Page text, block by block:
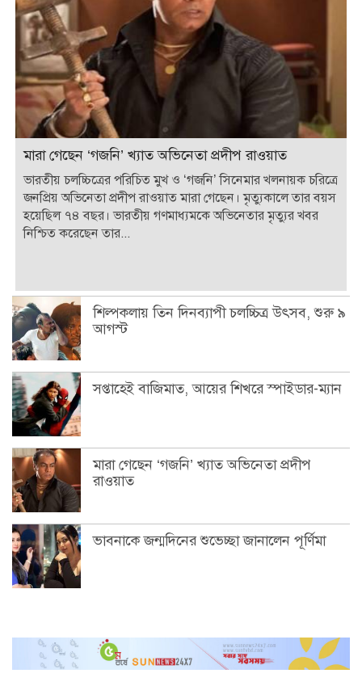
মারা গেছেন ‘গজনি’ খ্যাত অভিনেতা প্রদীপ রাওয়াত
ভারতীয় চলচ্চিত্রের পরিচিত মুখ ও ‘গজনি’ সিনেমার খলনায়ক চরিত্রে
জনপ্রিয় অভিনেতা প্রদীপ রাওয়াত মারা গেছেন। মৃত্যুকালে তার বয়স
হয়েছিল ৭৪ বছর। ভারতীয় গণমাধ্যমকে অভিনেতার মৃত্যুর খবর
নিশ্চিত করেছেন তার...
শিল্পকলায় তিন দিনব্যাপী চলচ্চিত্র উৎসব, শুরু ৯
আগস্ট
সপ্তাহেই বাজিমাত, আয়ের শিখরে স্পাইডার-ম্যান
মারা গেছেন ‘গজনি’ খ্যাত অভিনেতা প্রদীপ
রাওয়াত
ভাবনাকে জন্মদিনের শুভেচ্ছা জানালেন পূর্ণিমা